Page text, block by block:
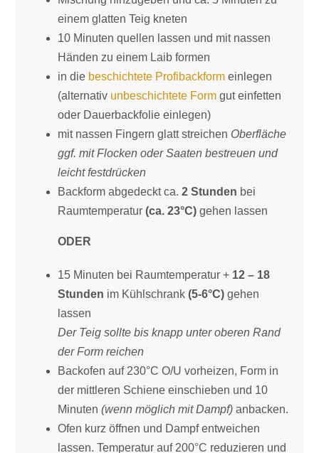
einem glatten Teig kneten
10 Minuten quellen lassen und mit nassen
Händen zu einem Laib formen
in die beschichtete Profibackformeinlegen
(alternativ unbeschichtete Formgut einfetten
oder Dauerbackfolie einlegen)
mit nassen Fingern glatt streichen Oberfläche
ggf. mit Flocken oder Saaten bestreuen und
leicht festdrücken
Backform abgedeckt ca. 2 Stunden bei
Raumtemperatur (ca. 23°C)gehen lassen
ODER
15 Minuten bei Raumtemperatur + 12 – 18
Stunden im Kühlschrank(5-6°C)gehen
lassen
Der Teig sollte bis knapp unter oberen Rand
der Form reichen
Backofen auf 230°C O/U vorheizen, Form in
der mittleren Schiene einschieben und 10
Minuten (wenn möglich mit Dampf)anbacken.
Ofen kurz öffnen und Dampf entweichen
lassen. Temperatur auf 200°C reduzieren und